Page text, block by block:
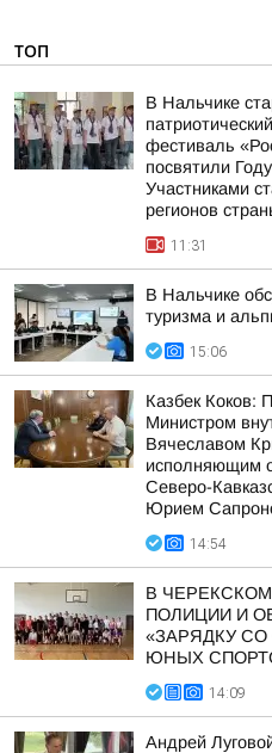
ТОП
В Нальчике
фестиваль
посвятили
Участниками
регионов
11:31
В Нальчике
туризма и
15:06
Казбек Коков:
Министром
Вячеславом
исполняющим
Северо-
Юрием
14:54
В
ПОЛИЦИИ И
«ЗАРЯДКУ
ЮНЫХ
14:09
Андрей